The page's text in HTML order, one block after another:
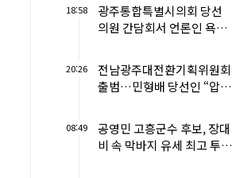
18:58
광주통합특별시의회 당선
의원 간담회서 언론인 욕설·
사...
20:26
전남광주대전환기획위원회
출범…민형배 당선인 “압도
08:49
공영민 고흥군수 후보, 장대
비 속 막바지 유세 최고 투표